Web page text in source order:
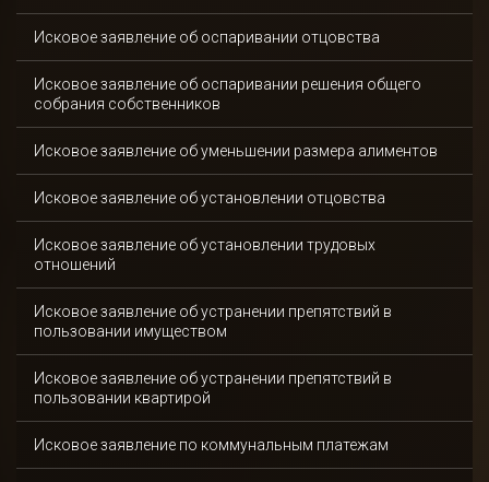
Исковое заявление об оспаривании отцовства
Исковое заявление об оспаривании решения общего
собрания собственников
Исковое заявление об уменьшении размера алиментов
Исковое заявление об установлении отцовства
Исковое заявление об установлении трудовых
отношений
Исковое заявление об устранении препятствий в
пользовании имуществом
Исковое заявление об устранении препятствий в
пользовании квартирой
Исковое заявление по коммунальным платежам